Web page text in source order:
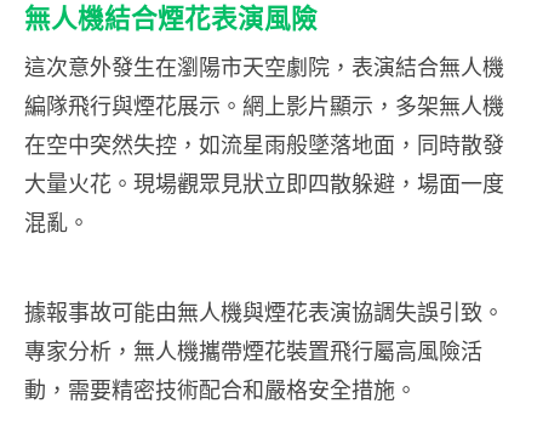
無人機結合煙花表演風險
這次意外發生在瀏陽市天空劇院，表演結合無人機
編隊飛行與煙花展示。網上影片顯示，多架無人機
在空中突然失控，如流星雨般墜落地面，同時散發
大量火花。現場觀眾見狀立即四散躲避，場面一度
混亂。
據報事故可能由無人機與煙花表演協調失誤引致。
專家分析，無人機攜帶煙花裝置飛行屬高風險活
動，需要精密技術配合和嚴格安全措施。